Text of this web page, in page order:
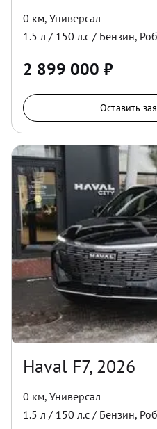
0 км, Универсал
1.5 л / 150 л.с / Бензин,
2 899 000 ₽
Оставить
Haval F7, 2026
0 км, Универсал
1.5 л / 150 л.с / Бензин,